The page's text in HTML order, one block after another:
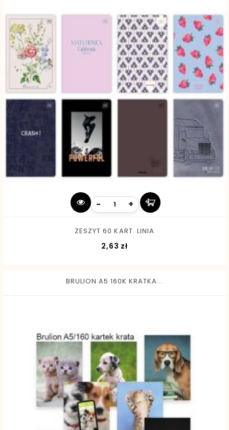
- +
ZESZYT 60 KART. LINIA
2,63 zł
BRULION A5 160K KRATKA...